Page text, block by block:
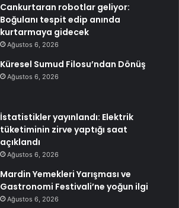
Cankurtaran robotlar geliyor:
Boğulanı tespit edip anında
kurtarmaya gidecek
Ağustos 6, 2026
Küresel Sumud Filosu’ndan Dönüş
Ağustos 6, 2026
İstatistikler yayınlandı: Elektrik
tüketiminin zirve yaptığı saat
açıklandı
Ağustos 6, 2026
Mardin Yemekleri Yarışması ve
Gastronomi Festivali’ne yoğun ilgi
Ağustos 6, 2026